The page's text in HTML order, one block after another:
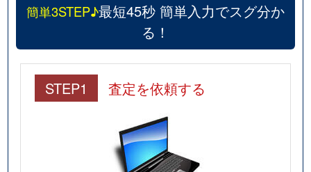
簡単3STEP♪最短45秒 簡単入力でスグ分か
る！
STEP1 査定を依頼する